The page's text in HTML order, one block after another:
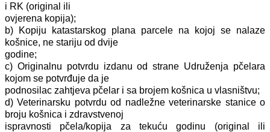
i RK (original ili
ovjerena kopija);
b) Kopiju katastarskog plana parcele na kojoj se nalaze
košnice, ne stariju od dvije
godine;
c) Originalnu potvrdu izdanu od strane Udruženja pčelara
kojom se potvrđuje da je
podnosilac zahtjeva pčelar i sa brojem košnica u vlasništvu;
d) Veterinarsku potvrdu od nadležne veterinarske stanice o
broju košnica i zdravstvenoj
ispravnosti pčela/kopija za tekuću godinu (original ili